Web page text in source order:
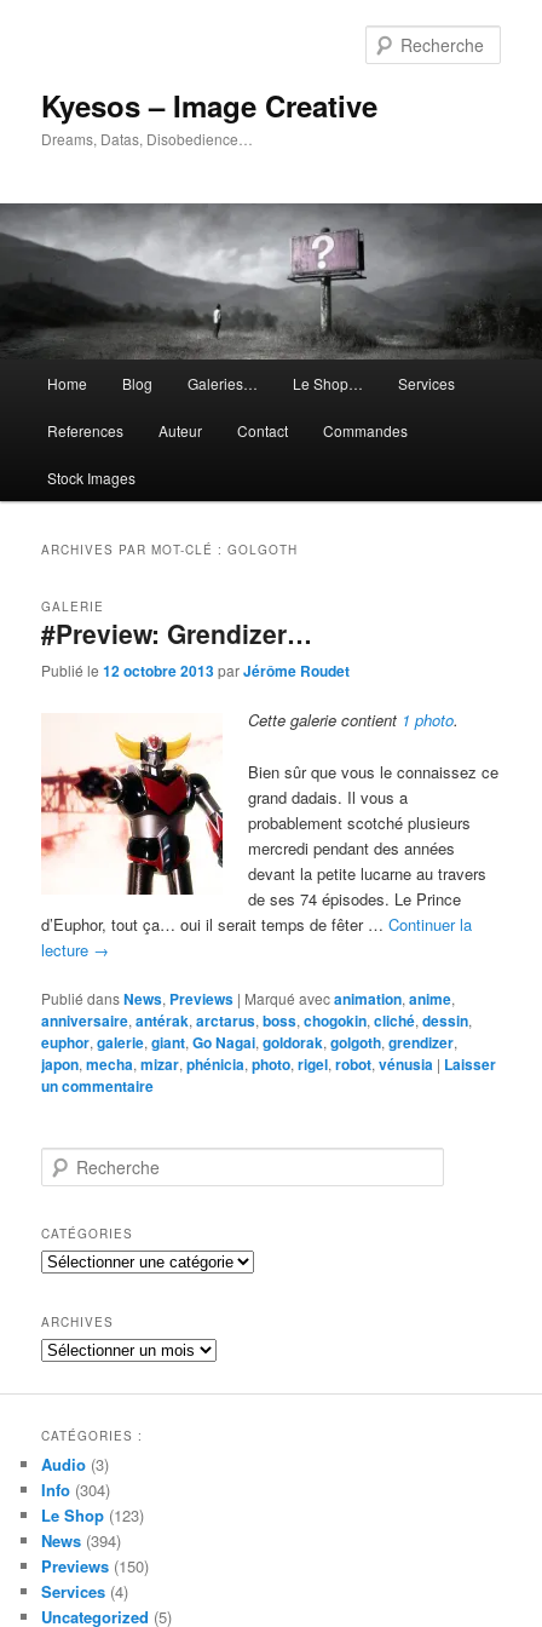
Kyesos – Image Creative
Dreams, Datas, Disobedience…
principal
Home Blog Galeries… Le Shop… Services
References Auteur Contact Commandes
Stock Images
ARCHIVES PAR MOT-CLÉ :GOLGOTH
#Preview: Grendizer…
GALERIE
Publié le12 octobre 2013parJérôme Roudet
Cette galerie contient 1 photo.
Bien sûr que vous le connaissez ce
grand dadais. Il vous a
probablement scotché plusieurs
mercredi pendant des années
devant la petite lucarne au travers
de ses 74 épisodes. Le Prince
d’Euphor, tout ça… oui il serait temps de fêter …Continuer la
lecture →
Publié dansNews, Previews | Marqué avecanimation,anime,
anniversaire,antérak,arctarus,boss,chogokin,cliché,dessin,
euphor,galerie,giant,Go Nagai,goldorak,golgoth,grendizer,
japon,mecha,mizar,phénicia,photo,rigel,robot,vénusia | Laisser
un commentaire
e
h
e
r
h
e
CATÉGORIES
Catégories
ARCHIVES
Archives
CATÉGORIES :
Audio (3)
Info (304)
Le Shop (123)
News (394)
Previews (150)
Services (4)
Uncategorized (5)